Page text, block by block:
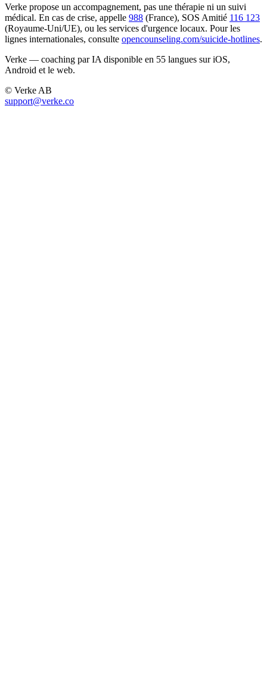
Verke propose un accompagnement, pas une thérapie ni un suivi
médical. En cas de crise, appelle 988 (France), SOS Amitié 116 123
(Royaume-Uni/UE), ou les services d'urgence locaux. Pour les
lignes internationales, consulte opencounseling.com/suicide-hotlines.
Verke — coaching par IA disponible en 55 langues sur iOS,
Android et le web.
© Verke AB
support@verke.co